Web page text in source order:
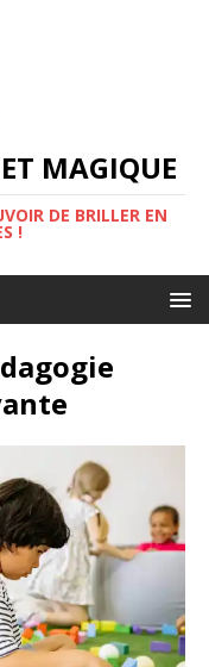
MAGIQUE
DE BRILLER EN
!